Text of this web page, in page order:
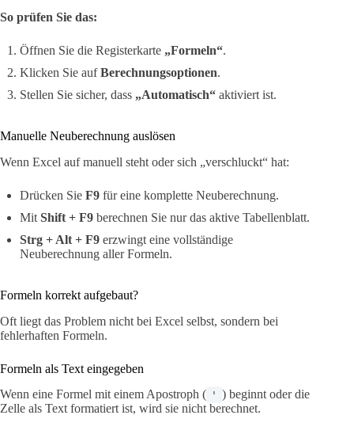
So prüfen Sie das:
Öffnen Sie die Registerkarte „Formeln“.
Klicken Sie aufBerechnungsoptionen.
Stellen Sie sicher, dass „Automatisch“ aktiviert ist.
Manuelle Neuberechnung auslösen
Wenn Excel auf manuell steht oder sich „verschluckt“ hat:
Drücken Sie F9 für eine komplette Neuberechnung.
Mit Shift + F9 berechnen Sie nur das aktive Tabellenblatt.
Strg + Alt + F9 erzwingt eine vollständige
Neuberechnung aller Formeln.
Formeln korrekt aufgebaut?
Oft liegt das Problem nicht bei Excel selbst, sondern bei
fehlerhaften Formeln.
Formeln als Text eingegeben
Wenn eine Formel mit einem Apostroph ( ' ) beginnt oder die
Zelle als Text formatiert ist, wird sie nicht berechnet.